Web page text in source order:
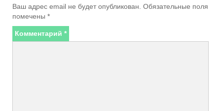
Ваш адрес email не будет опубликован. Обязательные поля
помечены *
Комментарий *